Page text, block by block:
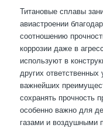
Титановые сплавы
авиастроении
соотношению
коррозии даже в
используют в
других
важнейших
сохранять прочность
особенно важно для
газами и воздушными